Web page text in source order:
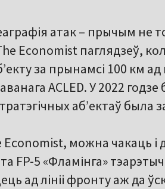
атак – прычым не
Economist паглядзеў,
за прынамсі 100 км
ACLED. У 2022
аб’ектаў была
Economist, можна чакаць
FP-5 «Фламінга»
ад лініі фронту аж да